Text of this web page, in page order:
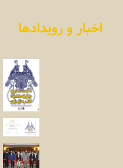
اخبار و رویدادها